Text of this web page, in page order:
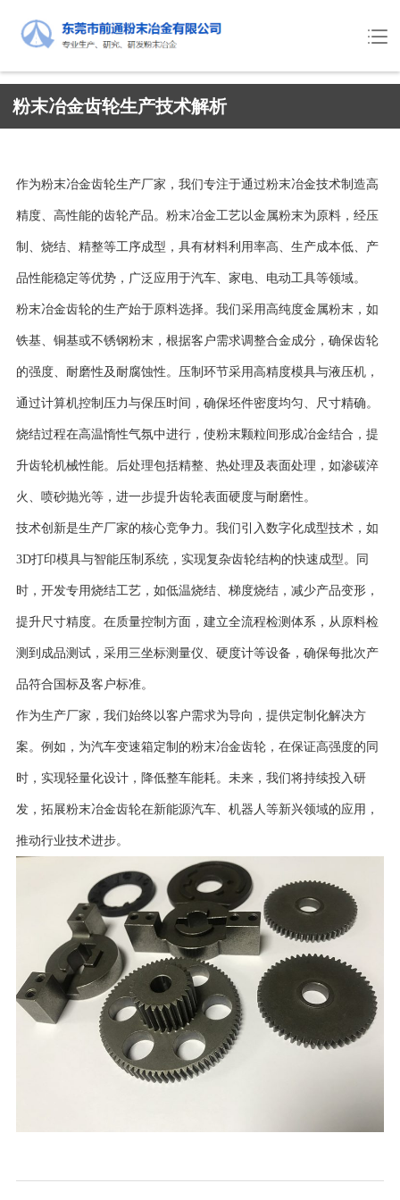
粉末冶金齿轮生产技术解析
作为粉末冶金齿轮生产厂家，我们专注于通过粉末冶金技术制造高
精度、高性能的齿轮产品。粉末冶金工艺以金属粉末为原料，经压
制、烧结、精整等工序成型，具有材料利用率高、生产成本低、产
品性能稳定等优势，广泛应用于汽车、家电、电动工具等领域。
粉末冶金齿轮的生产始于原料选择。我们采用高纯度金属粉末，如
铁基、铜基或不锈钢粉末，根据客户需求调整合金成分，确保齿轮
的强度、耐磨性及耐腐蚀性。压制环节采用高精度模具与液压机，
通过计算机控制压力与保压时间，确保坯件密度均匀、尺寸精确。
烧结过程在高温惰性气氛中进行，使粉末颗粒间形成冶金结合，提
升齿轮机械性能。后处理包括精整、热处理及表面处理，如渗碳淬
火、喷砂抛光等，进一步提升齿轮表面硬度与耐磨性。
技术创新是生产厂家的核心竞争力。我们引入数字化成型技术，如
3D打印模具与智能压制系统，实现复杂齿轮结构的快速成型。同
时，开发专用烧结工艺，如低温烧结、梯度烧结，减少产品变形，
提升尺寸精度。在质量控制方面，建立全流程检测体系，从原料检
测到成品测试，采用三坐标测量仪、硬度计等设备，确保每批次产
品符合国标及客户标准。
作为生产厂家，我们始终以客户需求为导向，提供定制化解决方
案。例如，为汽车变速箱定制的粉末冶金齿轮，在保证高强度的同
时，实现轻量化设计，降低整车能耗。未来，我们将持续投入研
发，拓展粉末冶金齿轮在新能源汽车、机器人等新兴领域的应用，
推动行业技术进步。